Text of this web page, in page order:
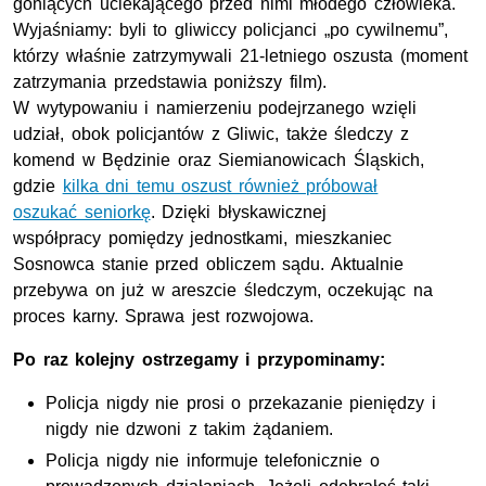
goniących uciekającego przed nimi młodego człowieka.
Wyjaśniamy: byli to gliwiccy policjanci „po cywilnemu”,
którzy właśnie zatrzymywali 21-letniego oszusta (moment
zatrzymania przedstawia poniższy film).
W wytypowaniu i namierzeniu podejrzanego wzięli
udział, obok policjantów z Gliwic, także śledczy z
komend w Będzinie oraz Siemianowicach Śląskich,
gdzie kilka dni temu oszust również próbował
oszukać seniorkę. Dzięki błyskawicznej
współpracy pomiędzy jednostkami, mieszkaniec
Sosnowca stanie przed obliczem sądu. Aktualnie
przebywa on już w areszcie śledczym, oczekując na
proces karny. Sprawa jest rozwojowa.
Po raz kolejny ostrzegamy i przypominamy:
Policja nigdy nie prosi o przekazanie pieniędzy i
nigdy nie dzwoni z takim żądaniem.
Policja nigdy nie informuje telefonicznie o